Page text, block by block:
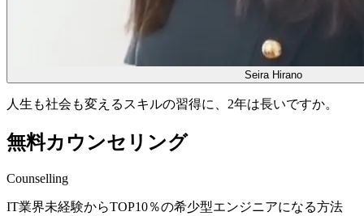
Seira Hirano
人生も社会も変えるスキルの習得に、 2年は長いですか。
無料カウンセリング
Counselling
IT業界未経験からTOP10％の希少型エンジニアになる方法